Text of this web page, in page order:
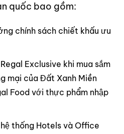
quốc bao gồm:
chính sách chiết khấu ưu
Exclusive khi mua sắm
mại của Đất Xanh Miền
Food với thực phẩm nhập
thống Hotels và Office